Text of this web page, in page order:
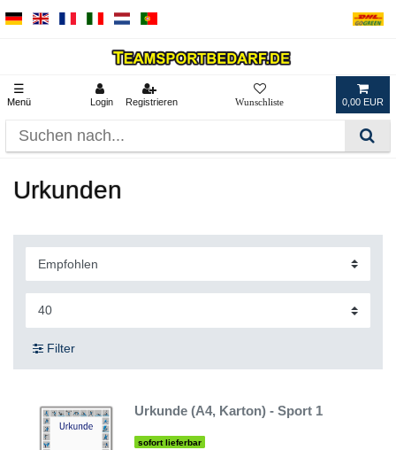
☰
Menü Login Registrieren 0,00 EUR
Urkunden
Filter
Urkunde (A4, Karton) - Sport 1
sofort lieferbar